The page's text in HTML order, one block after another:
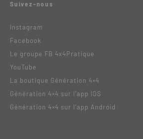
Suivez-nous
Instagram
Facebook
Le groupe FB 4x4Pratique
YouTube
La boutique Génération 4×4
Génération 4×4 sur l’app IOS
Génération 4×4 sur l’app Android